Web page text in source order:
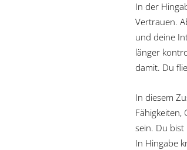
In der
Vertrauen.
und deine
länger
damit. Du
In diesem
sein. Du
In Hingabe